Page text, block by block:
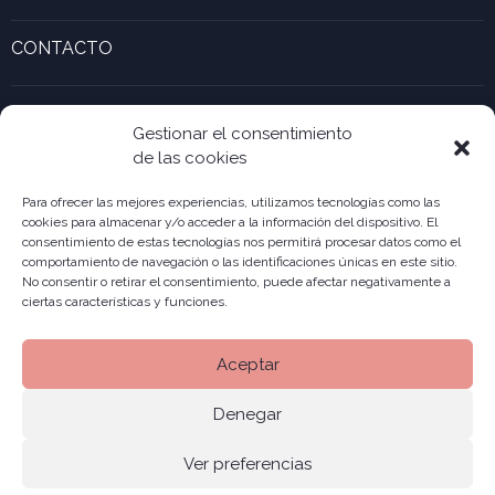
Gestionar el consentimiento
de las cookies
Para ofrecer las mejores experiencias, utilizamos tecnologías como las
cookies para almacenar y/o acceder a la información del dispositivo. El
consentimiento de estas tecnologías nos permitirá procesar datos como el
comportamiento de navegación o las identificaciones únicas en este sitio.
No consentir o retirar el consentimiento, puede afectar negativamente a
ciertas características y funciones.
Aceptar
Denegar
Ver preferencias
Calculadora de UTAs
CONTACTO